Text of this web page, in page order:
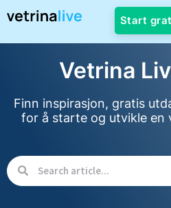
Start
Vetrina
Finn inspirasjon, gratis
for å starte og utvikle